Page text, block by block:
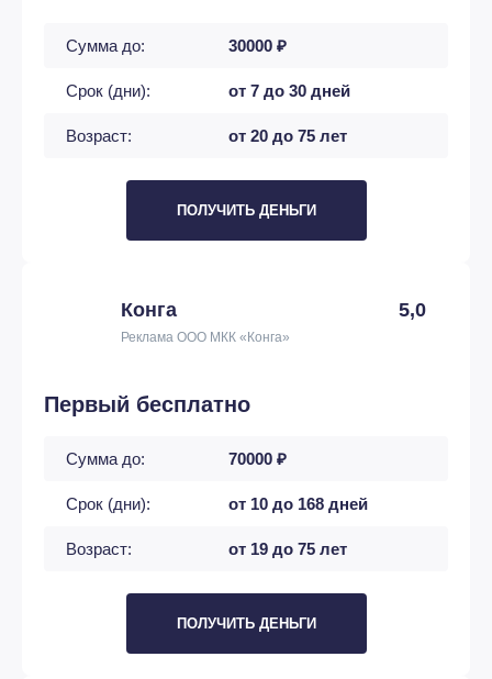
Сумма до: 30000 ₽
Срок (дни): от 7 до 30 дней
Возраст: от 20 до 75 лет
ПОЛУЧИТЬ ДЕНЬГИ
Конга 5,0
Реклама ООО МКК «Конга»
Первый бесплатно
Сумма до: 70000 ₽
Срок (дни): от 10 до 168 дней
Возраст: от 19 до 75 лет
ПОЛУЧИТЬ ДЕНЬГИ